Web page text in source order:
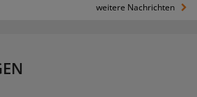
weitere Nachrichten